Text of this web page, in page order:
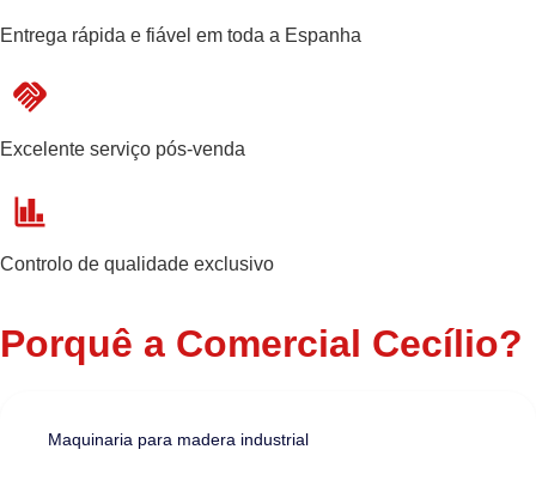
Entrega rápida e fiável em toda a Espanha
Excelente serviço pós-venda
Controlo de qualidade exclusivo
Porquê a Comercial Cecílio?
Maquinaria para madera industrial